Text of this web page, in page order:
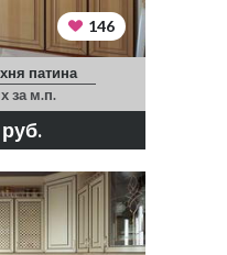
146
патина
за м.п.